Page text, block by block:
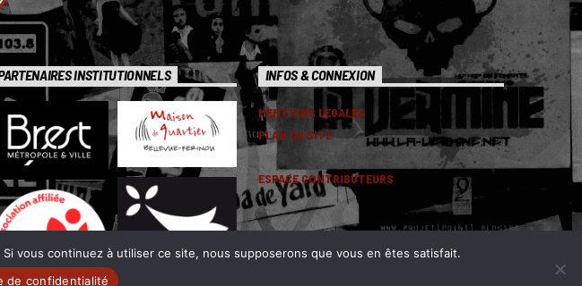
INSTITUTIONNELS INFOS & CONNEXION
MENTIONS LEGALES
PLAN DU SITE
ESPACE CONTRIBUTEURS
vous continuez à utiliser ce site, nous supposerons que vous en êtes satisfait.
de confidentialité